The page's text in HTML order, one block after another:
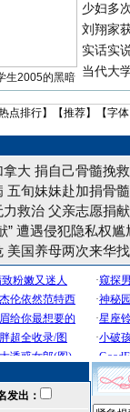
生2005的黑暗
少妇多
刘翔家
实话实
当代大
点排行】【推荐】【字
大 捐自己骨髓挽
五旬妹妹赴加捐骨
力救治 父亲志愿捐
” 遭遇侵犯隐私权尴
美国养母两次来华
发出：